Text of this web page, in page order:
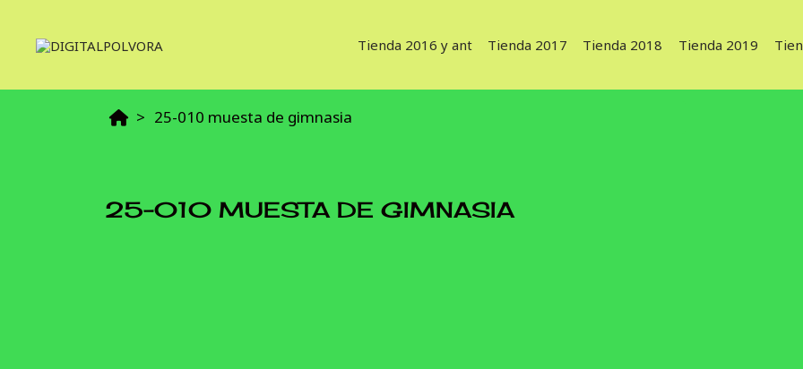
Tienda 2016 y ant Tienda 2017 Tienda 2018 Tienda 2019
25-010 muesta de gimnasia
25-010 MUESTA DE GIMNASIA